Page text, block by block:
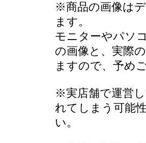
※商品の画像は
ます。
モニターやパソ
の画像と、実際
ますので、予め
※実店舗で運営
れてしまう可能
い。